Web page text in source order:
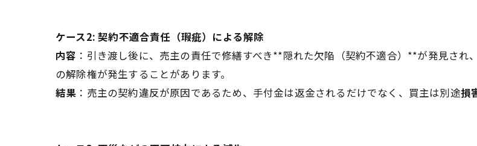
ケース2: 契約不適合責任（瑕疵）による解除
内容 ：引き渡し後に、売主の責任で修繕すべき**隠れた欠陥（契約不適合）**が発見さ
の解除権が発生することがあります。
結果 ：売主の契約違反が原因であるため、手付金は返金されるだけでなく、買主は別途損